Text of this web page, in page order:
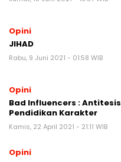
Opini
JIHAD
Rabu, 9 Juni 2021 - 01:58 WIB
Opini
Bad Influencers : Antitesis
Pendidikan Karakter
Kamis, 22 April 2021 - 21:11 WIB
Opini